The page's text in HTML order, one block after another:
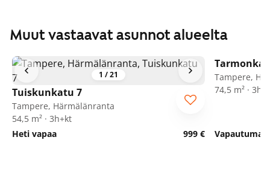
Muut vastaavat asunnot alueelta
1 /21
Tuiskunkatu 7
Tampere, Härmälänranta
54,5 m² · 3h+kt
Heti vapaa
999 €
Tampere,
74,5 m² ·